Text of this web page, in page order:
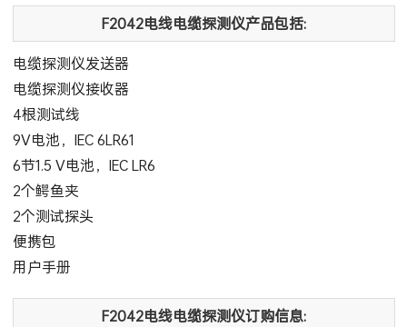
F2042电线电缆探测仪产品包括:
电缆探测仪发送器
电缆探测仪接收器
4根测试线
9V电池，IEC 6LR61
6节1.5 V电池，IEC LR6
2个鳄鱼夹
2个测试探头
便携包
用户手册
F2042电线电缆探测仪订购信息: